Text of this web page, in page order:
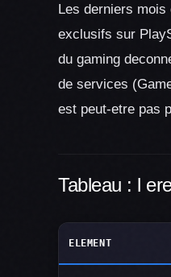
Les derniers
exclusifs sur
du gaming
de services
est peut-etre pas
Tableau : l
ELEMENT